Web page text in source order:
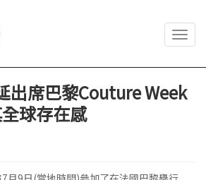
出席巴黎Couture Week
球存在感